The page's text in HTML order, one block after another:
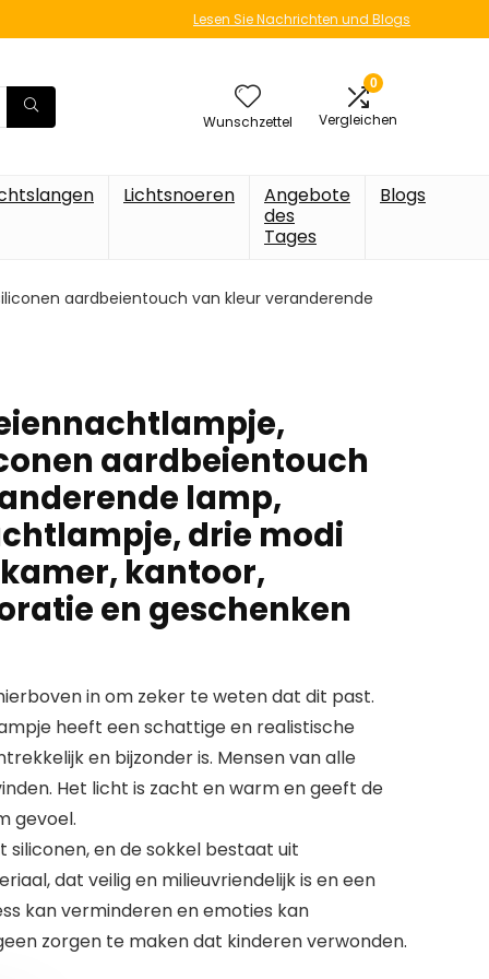
Lesen Sie Nachrichten und Blogs
Wunschzettel
0
Vergleichen
Lichtsnoeren
Angebote
des
Tages
Blogs
aardbeientouch van kleur veranderende
aardbeientouch
lamp,
drie modi
kantoor,
en geschenken
in om zeker te weten dat dit past.
heeft een schattige en realistische
en bijzonder is. Mensen van alle
Het licht is zacht en warm en geeft de
gevoel.
en de sokkel bestaat uit
dat veilig en milieuvriendelijk is en een
kan verminderen en emoties kan
zorgen te maken dat kinderen verwonden.